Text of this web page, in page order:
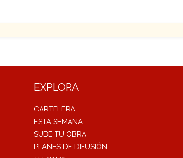
EXPLORA
CARTELERA
ESTA SEMANA
SUBE TU OBRA
PLANES DE DIFUSIÓN